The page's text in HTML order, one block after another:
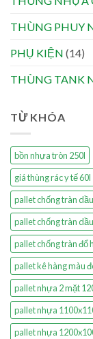
THÙNG PHUY
PHỤ KIỆN (14)
THÙNG TANK
TỪ KHÓA
bồn nhựa tròn 250l
giá thùng rác y tế 60l
pallet chống tràn
pallet chống tràn
pallet chống tràn đổ
pallet kê hàng màu
pallet nhựa 2 mặt
pallet nhựa
pallet nhựa